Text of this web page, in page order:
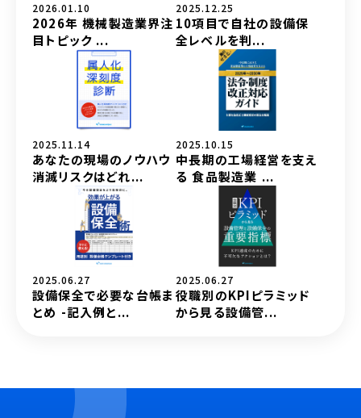
2026.01.10
2026年 機械製造業界注
目トピック ...
2025.12.25
10項目で自社の設備保
全レベルを判...
2025.11.14
あなたの現場のノウハウ
消滅リスクはどれ...
2025.10.15
中長期の工場経営を支え
る 食品製造業 ...
2025.06.27
設備保全で必要な台帳ま
とめ -記入例と...
2025.06.27
役職別のKPIピラミッド
から見る設備管...